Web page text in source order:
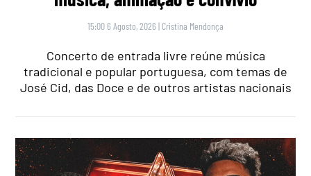
15:00 6 Agosto, 2026 | Cristina Mendonça
Concerto de entrada livre reúne música
tradicional e popular portuguesa, com temas de
José Cid, das Doce e de outros artistas nacionais